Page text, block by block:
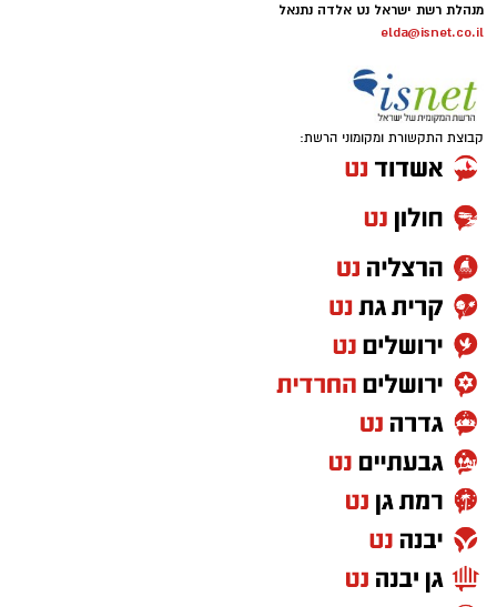
מנהלת רשת ישראל נט אלדה נתנאל
elda@isnet.co.il
קבוצת התקשורת ומקומוני הרשת: